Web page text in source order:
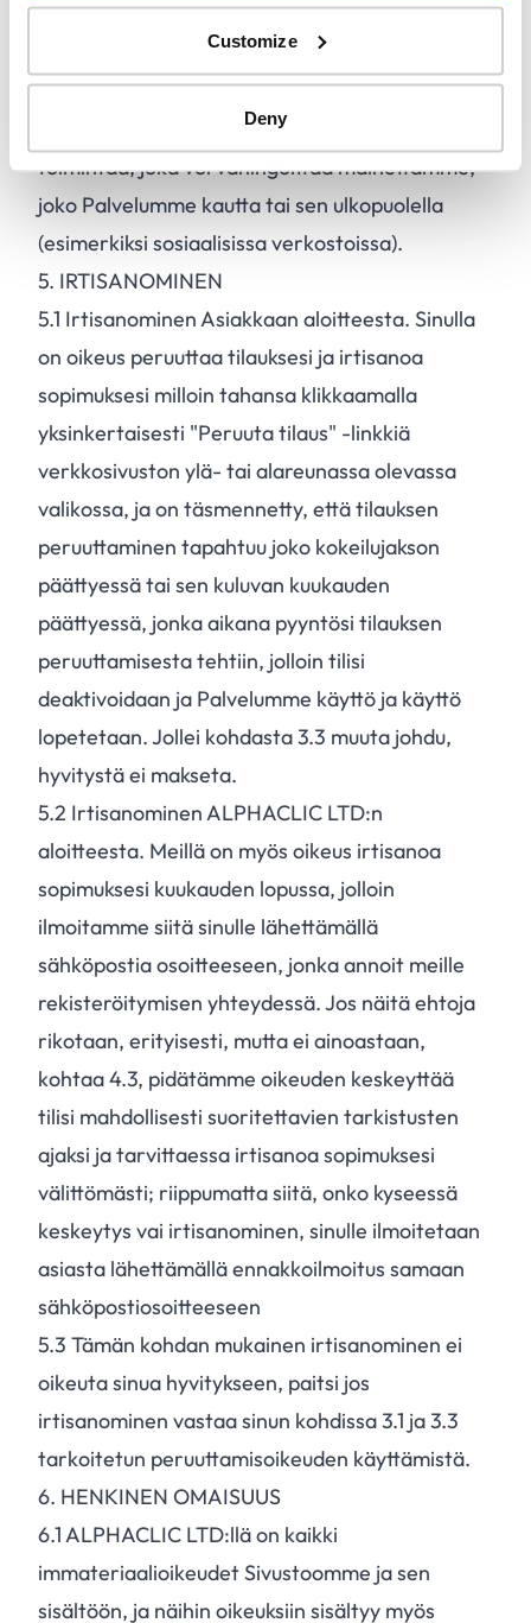
Customize
Deny
viruksen tai muun haitallisen ohjelman
Palvelumme käyttäminen
roskapostitarkoituksiin
Halventaa toimintaamme tai harjoittaa sellaista
toimintaa, joka voi vahingoittaa mainettamme,
joko Palvelumme kautta tai sen ulkopuolella
(esimerkiksi sosiaalisissa verkostoissa).
5. IRTISANOMINEN
5.1 Irtisanominen Asiakkaan aloitteesta. Sinulla
on oikeus peruuttaa tilauksesi ja irtisanoa
sopimuksesi milloin tahansa klikkaamalla
yksinkertaisesti "Peruuta tilaus" -linkkiä
verkkosivuston ylä- tai alareunassa olevassa
valikossa, ja on täsmennetty, että tilauksen
peruuttaminen tapahtuu joko kokeilujakson
päättyessä tai sen kuluvan kuukauden
päättyessä, jonka aikana pyyntösi tilauksen
peruuttamisesta tehtiin, jolloin tilisi
deaktivoidaan ja Palvelumme käyttö ja käyttö
lopetetaan. Jollei kohdasta 3.3 muuta johdu,
hyvitystä ei makseta.
5.2 Irtisanominen ALPHACLIC LTD:n
aloitteesta. Meillä on myös oikeus irtisanoa
sopimuksesi kuukauden lopussa, jolloin
ilmoitamme siitä sinulle lähettämällä
sähköpostia osoitteeseen, jonka annoit meille
rekisteröitymisen yhteydessä. Jos näitä ehtoja
rikotaan, erityisesti, mutta ei ainoastaan,
kohtaa 4.3, pidätämme oikeuden keskeyttää
tilisi mahdollisesti suoritettavien tarkistusten
ajaksi ja tarvittaessa irtisanoa sopimuksesi
välittömästi; riippumatta siitä, onko kyseessä
keskeytys vai irtisanominen, sinulle ilmoitetaan
asiasta lähettämällä ennakkoilmoitus samaan
sähköpostiosoitteeseen
5.3 Tämän kohdan mukainen irtisanominen ei
oikeuta sinua hyvitykseen, paitsi jos
irtisanominen vastaa sinun kohdissa 3.1 ja 3.3
tarkoitetun peruuttamisoikeuden käyttämistä.
6. HENKINEN OMAISUUS
6.1ALPHACLIC LTD:llä on kaikki
immateriaalioikeudet Sivustoomme ja sen
sisältöön, ja näihin oikeuksiin sisältyy myös